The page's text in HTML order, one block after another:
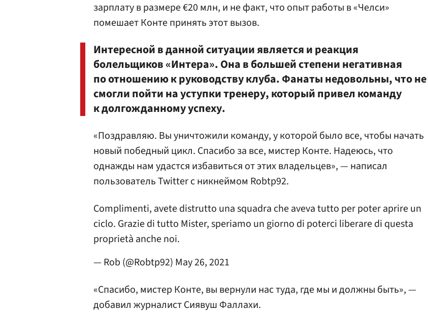
зарплату в размере €20 млн, и не факт, что опыт работы в «Челси»
помешает Конте принять этот вызов.
Интересной в данной ситуации является и реакция
болельщиков «Интера». Она в большей степени негативная
по отношению к руководству клуба. Фанаты недовольны, что не
смогли пойти на уступки тренеру, который привел команду
к долгожданному успеху.
«Поздравляю. Вы уничтожили команду, у которой было все, чтобы начать
новый победный цикл. Спасибо за все, мистер Конте. Надеюсь, что
однажды нам удастся избавиться от этих владельцев», — написал
пользователь Twitter с никнеймом Robtp92.
Complimenti, avete distrutto una squadra che aveva tutto per poter aprire un
ciclo. Grazie di tutto Mister, speriamo un giorno di poterci liberare di questa
proprietà anche noi.
— Rob (@Robtp92) May 26, 2021
«Спасибо, мистер Конте, вы вернули нас туда, где мы и должны быть», —
добавил журналист Сиявуш Фаллахи.